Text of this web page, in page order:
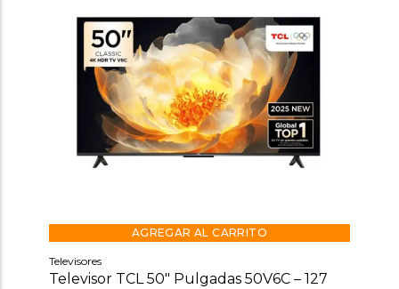
AGREGAR AL CARRITO
Televisores
Televisor TCL 50″ Pulgadas 50V6C – 127